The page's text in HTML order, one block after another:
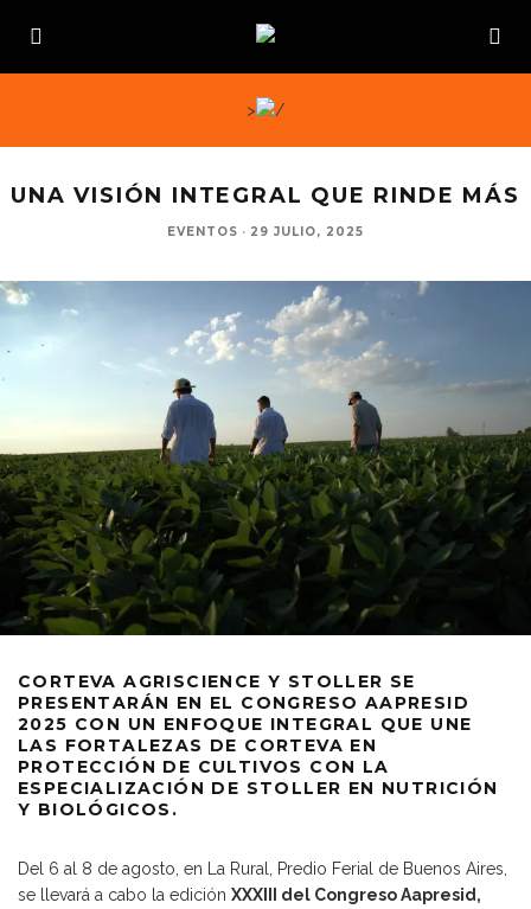
>
UNA VISIÓN INTEGRAL QUE RINDE MÁS
EVENTOS · 29 JULIO, 2025
CORTEVA AGRISCIENCE Y STOLLER SE
PRESENTARÁN EN EL CONGRESO AAPRESID
2025 CON UN ENFOQUE INTEGRAL QUE UNE
LAS FORTALEZAS DE CORTEVA EN
PROTECCIÓN DE CULTIVOS CON LA
ESPECIALIZACIÓN DE STOLLER EN NUTRICIÓN
Y BIOLÓGICOS.
Del 6 al 8 de agosto, en La Rural, Predio Ferial de Buenos Aires,
se llevará a cabo la edición XXXIII del Congreso Aapresid,